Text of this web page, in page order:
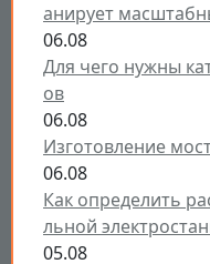
анирует
06.08
Для чего нужны
ов
06.08
Изготовление
06.08
Как определить
льной
05.08